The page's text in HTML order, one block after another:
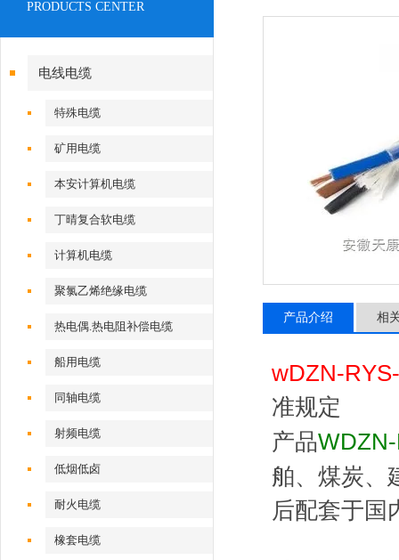
PRODUCTS CENTER
电线电缆
特殊电缆
矿用电缆
本安计算机电缆
丁晴复合软电缆
计算机电缆
聚氯乙烯绝缘电缆
热电偶.热电阻补偿电缆
船用电缆
同轴电缆
射频电缆
低烟低卤
耐火电缆
橡套电缆
产品介绍 相
wDZN-
准规定
产品
舶、煤炭、
后配套于国